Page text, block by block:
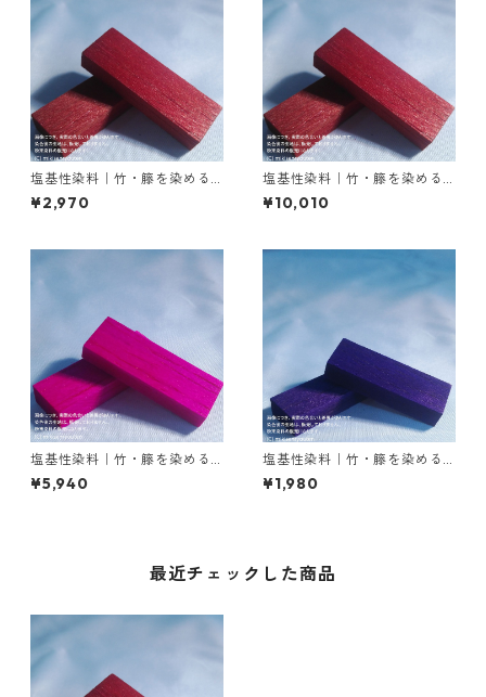
塩基性染料｜竹・籐を染める
｜100g｜M.Bビスマークブロ
ンＢ（茶色）
¥2,970
塩基性染料｜竹・籐を染める
｜500g｜M.Bビスマークブロ
ンＢ（茶色）
¥10,010
塩基性染料｜竹・籐を染める
｜50g｜ローダミンＢ（赤紫
色）
¥5,940
塩基性染料｜竹・籐を染める
｜20g｜メチルバイオレット
ピュアスペシャル（紫色）
¥1,980
最近チェックした商品